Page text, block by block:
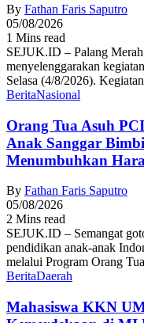
By Fathan Faris Saputro
05/08/2026
1 Mins read
SEJUK.ID – Palang
menyelenggarakan
Selasa (4/8/2026).
BeritaNasional
Orang Tua Asuh
Anak Sanggar
Menumbuhkan
By Fathan Faris Saputro
05/08/2026
2 Mins read
SEJUK.ID – Semangat
pendidikan anak-anak
melalui Program Orang
BeritaDaerah
Mahasiswa KKN